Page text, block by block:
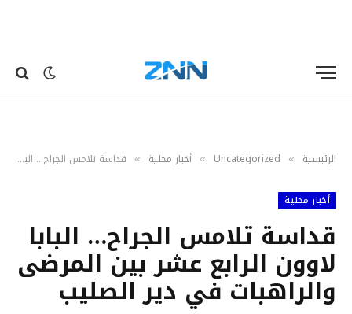
الرئيسية »
Uncategorized
» أخبار محلية » قداسة تلامس الجراح… البابا لاوون الرابع عشر بين المرضى والراهبات في دير الصليب
أخبار محلية
قداسة تلامس الجراح… البابا
لاوون الرابع عشر بين المرضى
والراهبات في دير الصليب